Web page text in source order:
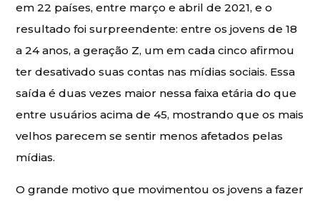
em 22 países, entre março e abril de 2021, e o
resultado foi surpreendente: entre os jovens de 18
a 24 anos, a geração Z, um em cada cinco afirmou
ter desativado suas contas nas mídias sociais. Essa
saída é duas vezes maior nessa faixa etária do que
entre usuários acima de 45, mostrando que os mais
velhos parecem se sentir menos afetados pelas
mídias.
O grande motivo que movimentou os jovens a fazer